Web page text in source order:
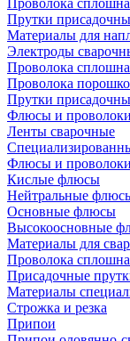
Проволока
Прутки
Материалы для
Электроды
Проволока
Проволока
Прутки
Флюсы и проволоки
Ленты сварочные
Флюсы и проволоки
Кислые флюсы
Нейтральные
Основные флюсы
Высокоосновные
Материалы для
Проволока
Присадочные
Материалы
Строжка и резка
Припои